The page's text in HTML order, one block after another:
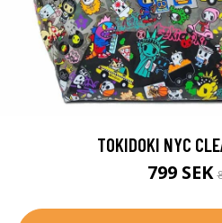
TOKIDOKI NYC
799 SEK